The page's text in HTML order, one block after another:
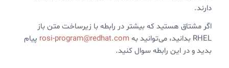
دارند.
اگر مشتاق هستید که بیشتر در رابطه با زیرساخت متن باز
RHEL بدانید، می‌توانید به
rosi-program@redhat.com پیام
بدید و در این رابطه سوال کنید.